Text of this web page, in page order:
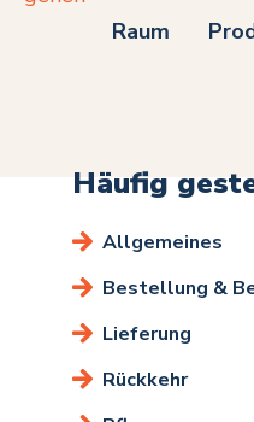
Raum
Häufig
Allgemeines
Bestellung &
Lieferung
Rückkehr